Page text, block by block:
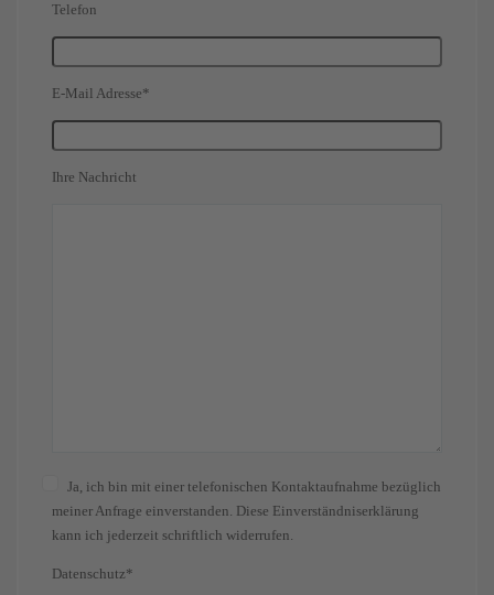
Telefon
E-Mail Adresse*
Ihre Nachricht
Ja, ich bin mit einer telefonischen Kontaktaufnahme bezüglich
meiner Anfrage einverstanden. Diese Einverständniserklärung
kann ich jederzeit schriftlich widerrufen.
Datenschutz*